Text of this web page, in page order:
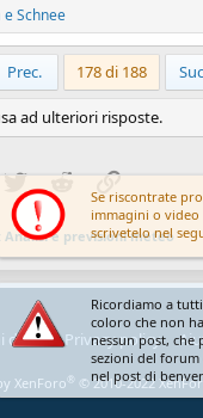
eSchnee
Prec. 178 di 188
ad ulteriori risposte.
TwitterRedditLink
Analisi e previsioni meteo
d'uso Privacy policy
XenForo® © 2010-2022
Se riscontrate
immagini o
scrivetelo nel
Ricordiamo a
coloro che non
nessun post, che
sezioni del
nel post di